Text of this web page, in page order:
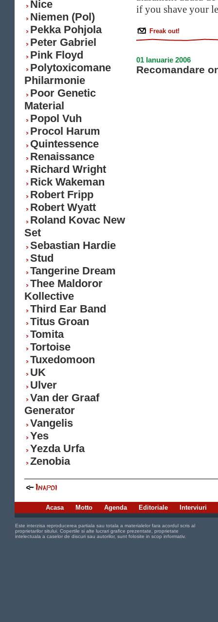
Nice
Niemen (Pol)
Pekka Pohjola
Peter Gabriel
Pink Floyd
Polytoxicomane
Philarmonie
Poor Genetic
Material
Popol Vuh
Procol Harum
Quintessence
Renaissance
Richard Wright
Rick Wakeman
Robert Fripp
Robert Wyatt
Roland Kovac New
Set
Sebastian Hardie
Stud
Tangerine Dream
Thee Maldoror
Kollective
Third Ear Band
Titus Groan
Tomita
Tortoise
Tuxedomoon
UK
Ulver
Van der Graaf
Generator
Vangelis
Yes
Yezda Urfa
Zenobia
if you shave your
Freak out!
01 Ianuarie 2006
Recomandare
Acasa Motto Agenda Editoriale Interviuri
Este interzisa reproducerea partiala sau totala a materialelor fara acordul scris al
proprietarilor sitului. Copertile si alte lucrari grafice prezentate, proprietate
intelectuala a caselor de discuri sau autorilor, sunt folosite in scop informativ.